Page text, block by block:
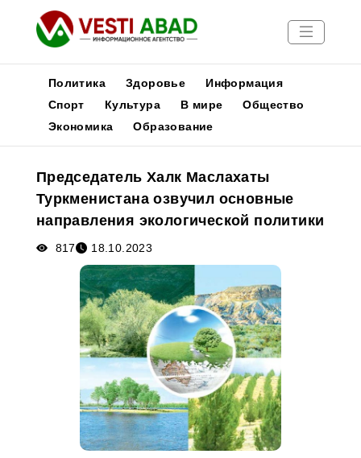
Новости
Медиа
Афиша
Политика Здоровье
Информация
Спорт
Культура В мире
Общество
Экономика
Образование
Председатель Халк Маслахаты
Туркменистана озвучил основные
направления экологической политики
817 18.10.2023